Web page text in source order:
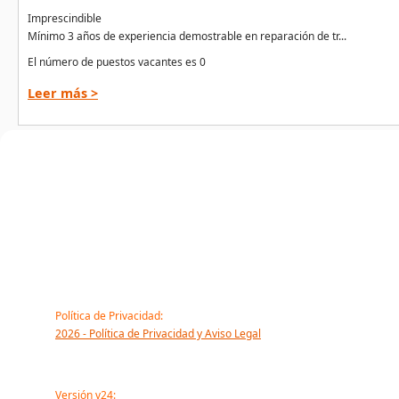
Imprescindible
Mínimo 3 años de experiencia demostrable en reparación de tr...
El número de puestos vacantes es 0
Leer más >
Política de Privacidad:
2026 - Política de Privacidad y Aviso Legal
Versión v24: